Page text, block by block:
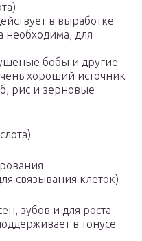
в выработке
необходима, для
бобы и другие
хороший источник
рис и зерновые
связывания клеток)
зубов и для роста
в тонусе